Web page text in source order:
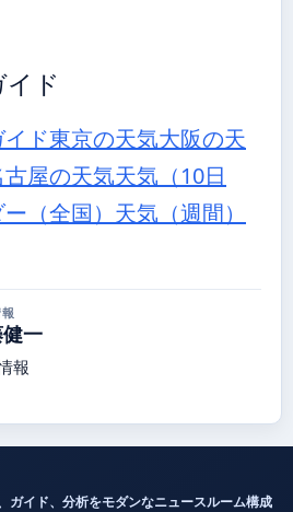
ド
ド東京の天気大阪の天
屋の天気天気（10日
（全国） 天気（週間）
一
報
ガイド、分析をモダンなニュースルーム構成